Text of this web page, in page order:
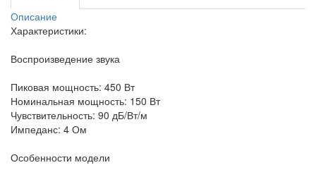
Описание
Характеристики:
Воспроизведение звука
Пиковая мощность: 450 Вт
Номинальная мощность: 150 Вт
Чувствительность: 90 дБ/Вт/м
Импеданс: 4 Ом
Особенности модели